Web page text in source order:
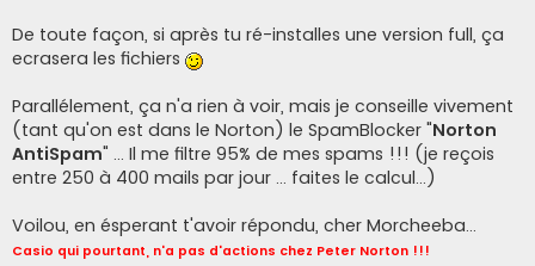
De toute façon, si après tu ré-installes une version full, ça
ecrasera les fichiers
Parallélement, ça n'a rien à voir, mais je conseille vivement
(tant qu'on est dans le Norton) le SpamBlocker "Norton
AntiSpam" ... Il me filtre 95% de mes spams !!! (je reçois
entre 250 à 400 mails par jour ... faites le calcul...)
Voilou, en ésperant t'avoir répondu, cher Morcheeba...
Casio qui pourtant, n'a pas d'actions chez Peter Norton !!!